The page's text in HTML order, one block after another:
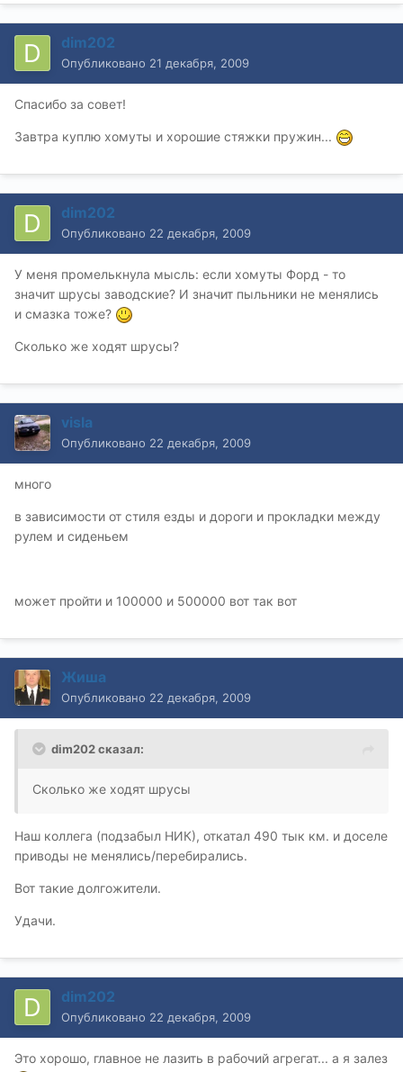
dim202
Опубликовано 21 декабря, 2009
Спасибо за совет!
Завтра куплю хомуты и хорошие стяжки пружин...
dim202
Опубликовано 22 декабря, 2009
У меня промелькнула мысль: если хомуты Форд - то
значит шрусы заводские? И значит пыльники не менялись
и смазка тоже?
Сколько же ходят шрусы?
visla
Опубликовано 22 декабря, 2009
много
в зависимости от стиля езды и дороги и прокладки между
рулем и сиденьем
может пройти и 100000 и 500000 вот так вот
Жиша
Опубликовано 22 декабря, 2009
dim202 сказал:
Сколько же ходят шрусы
Наш коллега (подзабыл НИК), откатал 490 тык км. и доселе
приводы не менялись/перебирались.
Вот такие долгожители.
Удачи.
dim202
Опубликовано 22 декабря, 2009
Это хорошо, главное не лазить в рабочий агрегат... а я залез